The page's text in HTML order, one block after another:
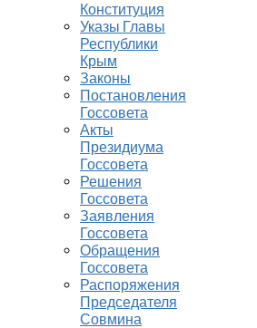
Конституция
Указы Главы
Республики
Крым
Законы
Постановления
Госсовета
Акты
Президиума
Госсовета
Решения
Госсовета
Заявления
Госсовета
Обращения
Госсовета
Распоряжения
Председателя
Совмина